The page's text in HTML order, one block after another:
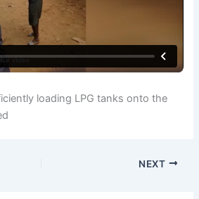
loading LPG tanks onto the
NEXT